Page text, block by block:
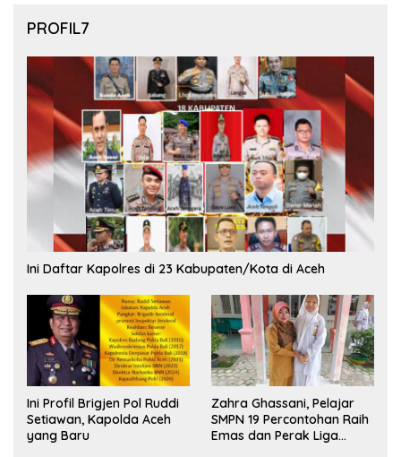
PROFIL7
Ini Daftar Kapolres di 23 Kabupaten/Kota di Aceh
Ini Profil Brigjen Pol Ruddi
Setiawan, Kapolda Aceh
yang Baru
Zahra Ghassani, Pelajar
SMPN 19 Percontohan Raih
Emas dan Perak Liga